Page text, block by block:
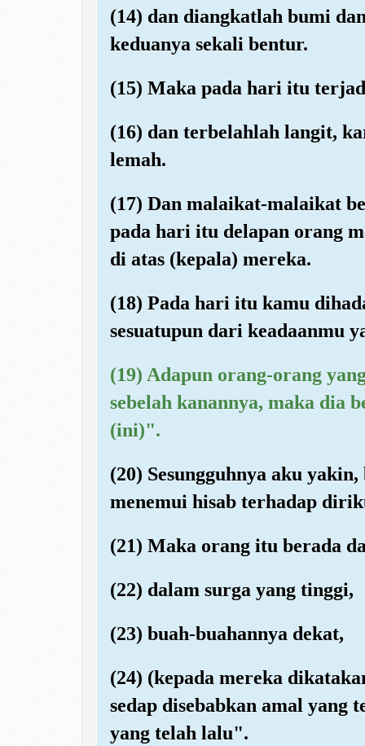
(14) dan diangkatlah bumi
keduanya sekali bentur.
(15) Maka pada hari itu
(16) dan terbelahlah langit,
lemah.
(17) Dan malaikat-malaikat
pada hari itu delapan orang
di atas (kepala) mereka.
(18) Pada hari itu kamu
sesuatupun dari keadaanmu
(19) Adapun orang-orang
sebelah kanannya, maka dia
(ini)".
(20) Sesungguhnya aku
menemui hisab terhadap
(21) Maka orang itu berada
(22) dalam surga yang tinggi,
(23) buah-buahannya dekat,
(24) (kepada mereka
sedap disebabkan amal
yang telah lalu".